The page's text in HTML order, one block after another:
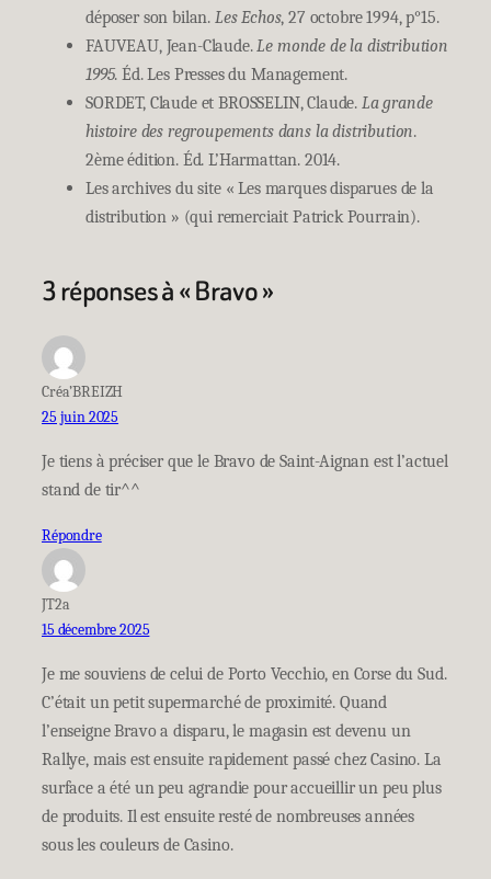
déposer son bilan. Les Echos, 27 octobre 1994, p°15.
FAUVEAU, Jean-Claude. Le monde de la distribution
1995. Éd. Les Presses du Management.
SORDET, Claude et BROSSELIN, Claude. La grande
histoire des regroupements dans la distribution.
2ème édition. Éd. L’Harmattan. 2014.
Les archives du site « Les marques disparues de la
distribution » (qui remerciait Patrick Pourrain).
3 réponses à « Bravo »
Créa’BREIZH
25 juin 2025
Je tiens à préciser que le Bravo de Saint-Aignan est l’actuel
stand de tir^^
Répondre
JT2a
15 décembre 2025
Je me souviens de celui de Porto Vecchio, en Corse du Sud.
C’était un petit supermarché de proximité. Quand
l’enseigne Bravo a disparu, le magasin est devenu un
Rallye, mais est ensuite rapidement passé chez Casino. La
surface a été un peu agrandie pour accueillir un peu plus
de produits. Il est ensuite resté de nombreuses années
sous les couleurs de Casino.